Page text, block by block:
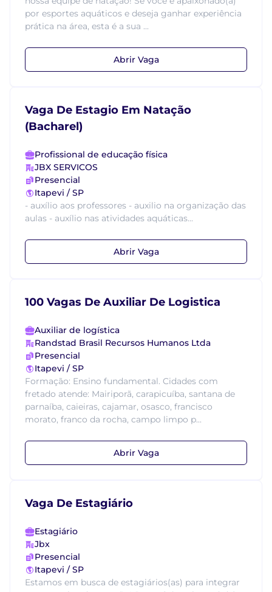
por esportes aquáticos e deseja ganhar experiência
prática na área, esta é a sua ...
Abrir Vaga
Vaga De Estagio Em Natação
(Bacharel)
Profissional de educação física
JBX SERVICOS
Presencial
Itapevi / SP
- auxílio aos professores - auxilio na organização das
aulas - auxílio nas atividades aquáticas...
Abrir Vaga
100 Vagas De Auxiliar De Logistica
Auxiliar de logística
Randstad Brasil Recursos Humanos Ltda
Presencial
Itapevi / SP
Formação: Ensino fundamental. Cidades com
fretado atende: Mairiporã, carapicuíba, santana de
parnaíba, caieiras, cajamar, osasco, francisco
morato, franco da rocha, campo limpo p...
Abrir Vaga
Vaga De Estagiário
Estagiário
Jbx
Presencial
Itapevi / SP
Estamos em busca de estagiários(as) para integrar